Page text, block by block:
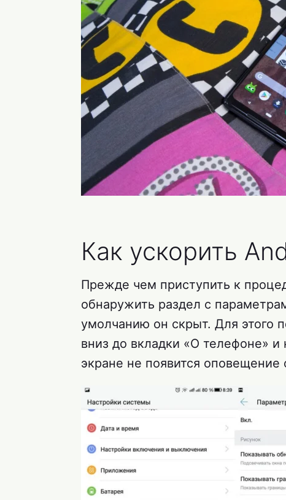
Как ускорить
Прежде чем приступить к
обнаружить раздел с
умолчанию он скрыт. Для этого
вниз до вкладки «О телефоне»
экране не появится оповещение